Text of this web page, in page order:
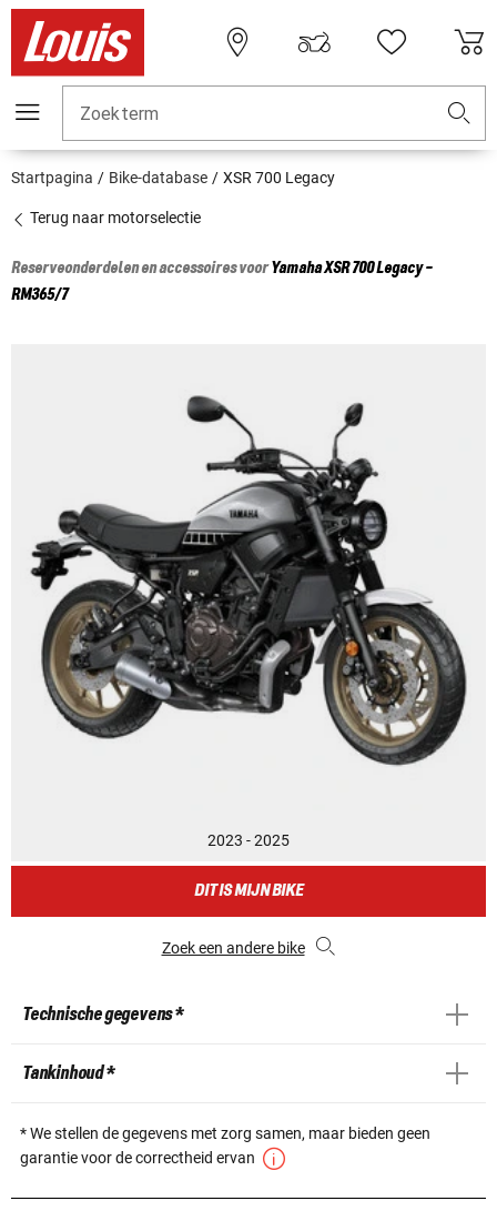
Zoekterm
Startpagina Bike-database XSR 700 Legacy
Terug naar motorselectie
Reserveonderdelen en accessoires voorYamahaXSR 700 Legacy -
RM365/7
2023 - 2025
DIT IS MIJN BIKE
Zoek een andere bike
Technische gegevens *
Tankinhoud *
* We stellen de gegevens met zorg samen, maar bieden geen
garantie voor de correctheid ervan